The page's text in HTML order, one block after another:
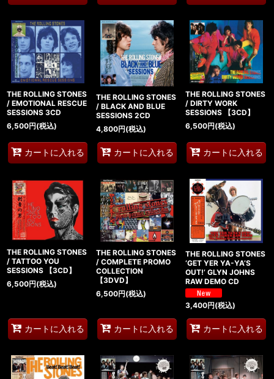
THE ROLLING STONES
/ EMOTIONAL RESCUE
SESSIONS 3CD
6,500円(税込)
カートに入れる
THE ROLLING STONES
/ BLACK AND BLUE
SESSIONS 2CD
4,800円(税込)
カートに入れる
THE ROLLING STONES
/ DIRTY WORK
SESSIONS 【3CD】
6,500円(税込)
カートに入れる
THE ROLLING STONES
/ TATTOO YOU
SESSIONS 【3CD】
6,500円(税込)
カートに入れる
THE ROLLING STONES
/ COMPLETE PROMO
COLLECTION
【3DVD】
6,500円(税込)
カートに入れる
THE ROLLING STONES
‘GET YER YA-YA’S
OUT!’ GLYN JOHNS
RAW DEMO CD
3,400円(税込)
カートに入れる